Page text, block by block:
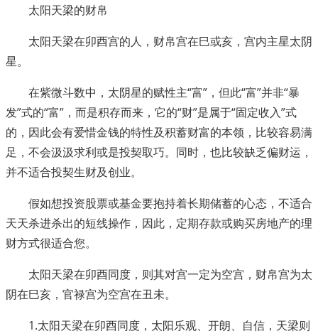
太阳天梁的财帛
太阳天梁在卯酉宫的人，财帛宫在巳或亥，宫内主星太阴
星。
在紫微斗数中，太阴星的赋性主“富”，但此“富”并非“暴
发”式的“富”，而是积存而来，它的“财”是属于“固定收入”式
的，因此会有爱惜金钱的特性及积蓄财富的本领，比较容易满
足，不会汲汲求利或是投契取巧。同时，也比较缺乏偏财运，
并不适合投契生财及创业。
假如想投资股票或基金要抱持着长期储蓄的心态，不适合
天天杀进杀出的短线操作，因此，定期存款或购买房地产的理
财方式很适合您。
太阳天梁在卯酉同度，则其对宫一定为空宫，财帛宫为太
阴在巳亥，官禄宫为空宫在丑未。
1.太阳天梁在卯酉同度，太阳乐观、开朗、自信，天梁则